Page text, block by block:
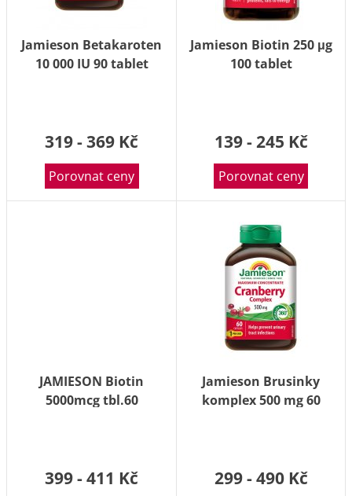
Jamieson Betakaroten
10 000 IU 90 tablet
319 - 369 Kč
Porovnat ceny
Jamieson Biotin 250 μg
100 tablet
139 - 245 Kč
Porovnat ceny
JAMIESON Biotin
5000mcg tbl.60
399 - 411 Kč
Jamieson Brusinky
komplex 500 mg 60
299 - 490 Kč